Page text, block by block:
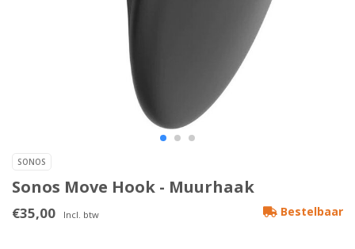
SONOS
Sonos Move Hook - Muurhaak
€35,00 Incl. btw Bestelbaar